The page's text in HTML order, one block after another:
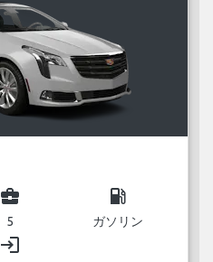
business_center
5
local_gas_station
ガソリン
login